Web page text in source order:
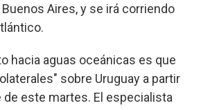
Aires, y se irá corriendo
hacia aguas oceánicas es que
sobre Uruguay a partir
de este martes. El especialista